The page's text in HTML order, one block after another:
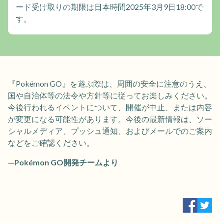
ード受け取りの期限は日本時間2025年3月9日18:00で
す。
『Pokémon GO』を遊ぶ際は、周囲の安全に注意のうえ、
国や自治体等の法令や方針等に従ってお楽しみください。
今後行われるイベントについて、開催が中止、または内容
が変更になる可能性があります。今後の最新情報は、ソー
シャルメディア、プッシュ通知、およびメールでのご案内
などをご確認ください。
—Pokémon GO開発チームより